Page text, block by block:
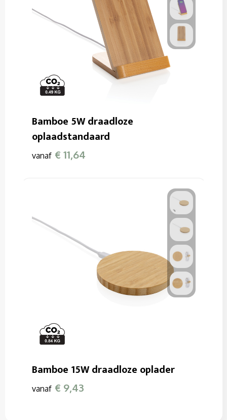
Bamboe 5W draadloze
oplaadstandaard
vanaf € 11,64
Bamboe 15W draadloze oplader
vanaf € 9,43